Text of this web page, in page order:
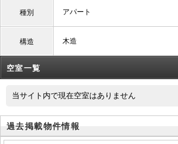
種別 アパート
構造 木造
空室一覧
当サイト内で現在空室はありません
過去掲載物件情報